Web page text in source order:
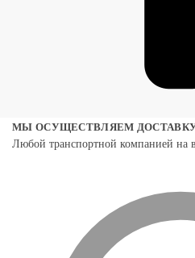
МЫ ОСУЩЕСТВЛЯЕМ ДОСТАВКУ
Любой транспортной компанией на